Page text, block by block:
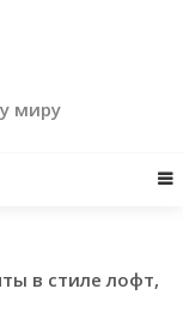
миру
в стиле лофт,